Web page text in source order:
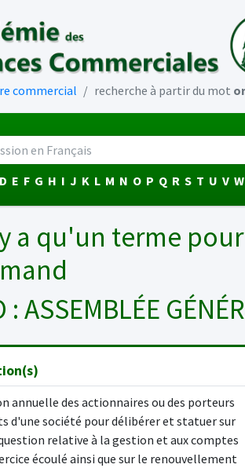
commercial recherche à partir du mot
D E F G H I J K L M N O P Q R S T U V W
a qu'un terme
: ASSEMBLÉE
annuelle des actionnaires ou des porteurs
d'une société pour délibérer et statuer sur
relative à la gestion et aux comptes
écoulé ainsi que sur le renouvellement